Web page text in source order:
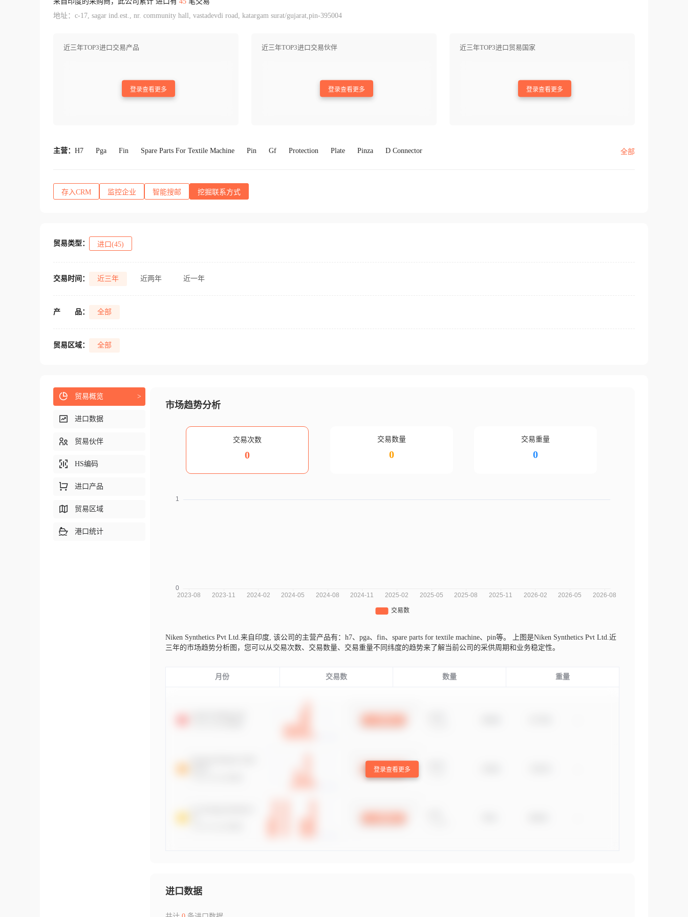
地址：c-17, sagar ind.est., nr. community hall, vastadevdi road, katargam surat/gujarat,pin-395004
近三年TOP3进口交易产品
登录查看更多
近三年TOP3进口交易伙伴
登录查看更多
近三年TOP3进口贸易国家
登录查看更多
主营： H7 Pga Fin Spare Parts For Textile Machine Pin Gf Protection Plate Pinza D Connector 全部
存入CRM 监控企业 智能搜邮 挖掘联系方式
贸易类型： 进口(45)
交易时间： 近三年 近两年 近一年
产 品： 全部
贸易区域： 全部
市场趋势分析
交易次数
0
交易数量
0
交易重量
0
Niken Synthetics Pvt Ltd.来自印度, 该公司的主营产品有：h7、pga、fin、spare parts for textile machine、pin等。
上图是Niken Synthetics Pvt Ltd.近
三年的市场趋势分析图，您可以从交易次数、交易数量、交易重量不同纬度的趋势来了解当前公司的采供周期和业务稳定性。
月份 交易数 数量 重量
登录查看更多
进口数据
贸易概览 >
进口数据
贸易伙伴
HS编码
进口产品
贸易区域
港口统计